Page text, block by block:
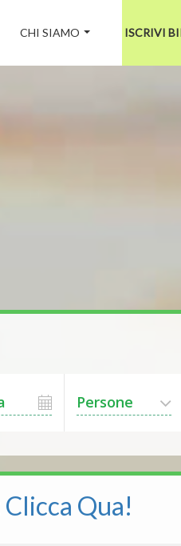
CHI SIAMO ISCRIVI
Persone
Clicca Qua!